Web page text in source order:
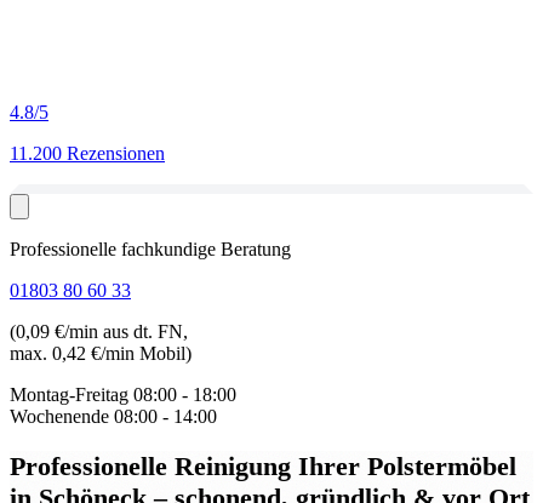
4.8/5
11.200 Rezensionen
Professionelle fachkundige Beratung
01803 80 60 33
(0,09 €/min aus dt. FN,
max. 0,42 €/min Mobil)
Montag-Freitag 08:00 - 18:00
Wochenende 08:00 - 14:00
Professionelle Reinigung Ihrer Polstermöbel